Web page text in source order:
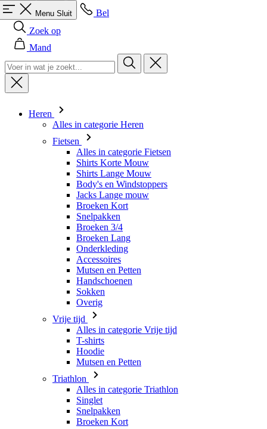
Menu Sluit
Bel
Zoek op
Mand
Heren
Alles in categorie Heren
Fietsen
Alles in categorie Fietsen
Shirts Korte Mouw
Shirts Lange Mouw
Body's en Windstoppers
Jacks Lange mouw
Broeken Kort
Snelpakken
Broeken 3/4
Broeken Lang
Onderkleding
Accessoires
Mutsen en Petten
Handschoenen
Sokken
Overig
Vrije tijd
Alles in categorie Vrije tijd
T-shirts
Hoodie
Mutsen en Petten
Triathlon
Alles in categorie Triathlon
Singlet
Snelpakken
Broeken Kort